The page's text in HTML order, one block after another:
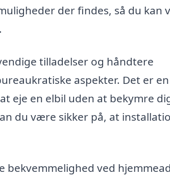
der findes, så du kan
tilladelser og håndtere
aspekter. Det er
eje en elbil uden at bekymre
du være sikker på, at
bekvemmelighed ved